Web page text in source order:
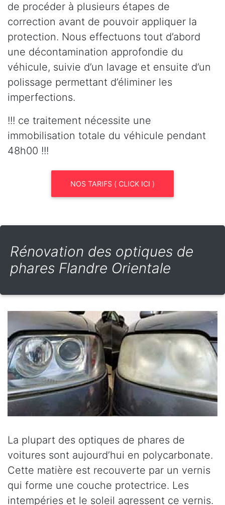
de procéder à plusieurs étapes de
correction avant de pouvoir appliquer la
protection. Nous effectuons tout d’abord
une décontamination approfondie du
véhicule, suivie d’un lavage et ensuite d’un
polissage permettant d’éliminer les
imperfections.
!!! ce traitement nécessite une
immobilisation totale du véhicule pendant
48h00 !!!
NOS TARIFS ( CLICK ICI )
Rénovation des optiques de
phares Flandre Orientale
La plupart des optiques de phares de
voitures sont aujourd’hui en polycarbonate.
Cette matière est recouverte par un vernis
qui forme une couche protectrice. Les
intempéries et le soleil agressent ce vernis.